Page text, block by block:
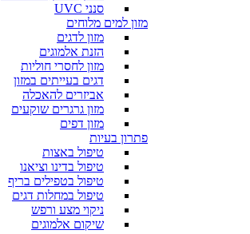
סנני UVC
מזון למים מלוחים
מזון לדגים
הזנת אלמוגים
מזון לחסרי חוליות
דגים בעייתים במזון
אביזרים להאכלה
מזון גרגרים שוקעים
מזון דפים
פתרון בעיות
טיפול באצות
טיפול בדינו וציאנו
טיפול בטפילים בריף
טיפול במחלות דגים
ניקוי מצע ורפש
שיקום אלמוגים